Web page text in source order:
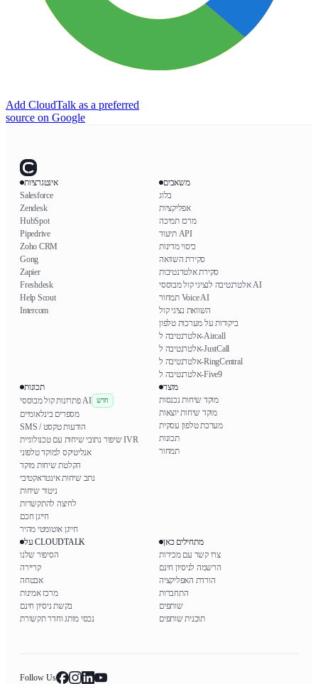
Add CloudTalk as a preferred
source on Google
אינטגרציות
Salesforce
Zendesk
HubSpot
Pipedrive
Zoho CRM
Gong
Zapier
Freshdesk
Help Scout
Intercom
משאבים
בלוג
אפליקציות
מרכז תמיכה
תיעוד API
כיסוי מדינות
סקירת השוואה
סקירת אלטרנטיבות
אלטרנטיבה לנציגי קול מבוססי AI
תמחור Voice AI
השוואת נציגי קול
ביקורות על מערכות טלפון
אלטרנטיבה ל-Aircall
אלטרנטיבה ל-JustCall
אלטרנטיבה ל-RingCentral
אלטרנטיבה ל-Five9
תכונות
פתרונות קול מבוססי AI
חדש
מספרים בינלאומיים
SMS / הודעות טקסט
שיפור נתובי שיחות עם טכנולוגיית IVR
אנליטיקס למוקד טלפוני
הקלטת שיחות מוקד
נתב שיחות אינטראקטיבי
ניטור שיחות
לחיצה להתקשרות
חייגן חכם
חייגן אוטומטי מהיר
מוצר
מוקד שיחות נכנסות
מוקד שיחות יוצאות
מערכת טלפון עסקית
תכונות
תמחור
על CLOUDTALK
הסיפור שלנו
קריירה
אבטחה
מרכז אמינות
בקשת ניסיון חינם
נכסי מותג וחדר תקשורת
מתחילים כאן
צרו קשר עם מכירות
הרשמה לניסיון חינם
הורדת האפליקציה
התחברות
שותפים
תוכנית שותפים
Follow Us